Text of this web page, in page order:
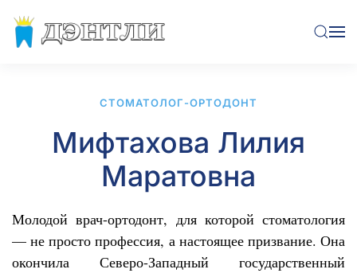
Перейти к содержимому
CТОМАТОЛОГ-ОРТОДОНТ
Мифтахова Лилия
Маратовна
Молодой врач-ортодонт, для которой стоматология
— не просто профессия, а настоящее призвание. Она
окончила Северо-Западный государственный